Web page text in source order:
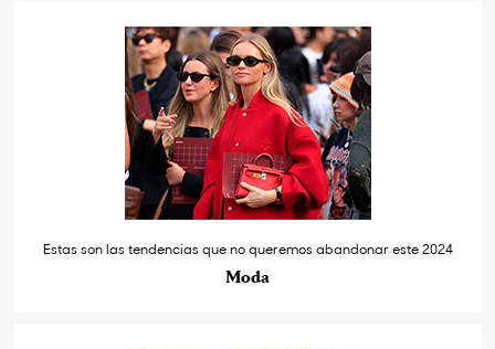
Estas son las tendencias que no queremos abandonar este 2024
Moda